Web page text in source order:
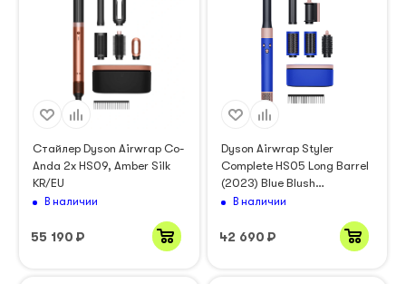
Стайлер Dyson Airwrap Co-
Anda 2x HS09, Amber Silk
KR/EU
В наличии
55 190 ₽
Dyson Airwrap Styler
Complete HS05 Long Barrel
(2023) Blue Blush
(460730/460721/460723)
В наличии
42 690 ₽